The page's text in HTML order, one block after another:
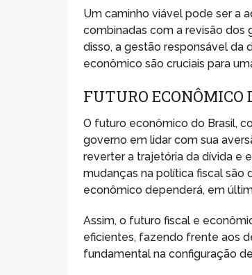
Um caminho viável pode ser a
combinadas com a revisão dos
disso, a gestão responsável
econômico são cruciais para
FUTURO ECONÔMICO
O futuro econômico do Brasil,
governo em lidar com sua
reverter a trajetória da dívida e
mudanças na política fiscal são
econômico dependerá, em
Assim, o futuro fiscal e
eficientes, fazendo frente aos
fundamental na configuração